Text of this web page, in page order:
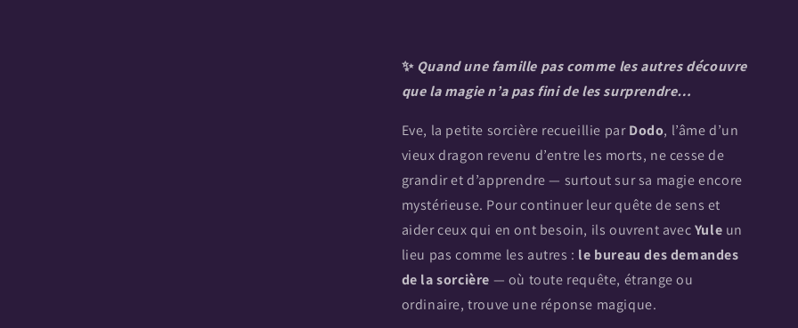
✨Quand une famille pas comme les autres découvre
que la magie n’a pas fini de les surprendre…
Eve, la petite sorcière recueillie parDodo, l’âme d’un
vieux dragon revenu d’entre les morts, ne cesse de
grandir et d’apprendre — surtout sur sa magie encore
mystérieuse. Pour continuer leur quête de sens et
aider ceux qui en ont besoin, ils ouvrent avecYule un
lieu pas comme les autres : le bureau des demandes
de la sorcière — où toute requête, étrange ou
ordinaire, trouve une réponse magique.